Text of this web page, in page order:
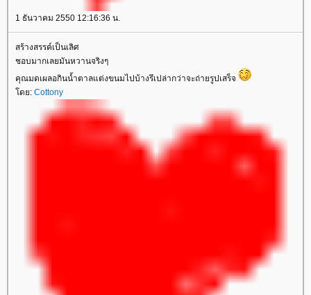
1 ธันวาคม 2550 12:16:36 น.
สร้างสรรค์เป็นเลิศ
ชอบมากเลยมันหวานจริงๆ
คุณมดเผลอกินน้ำตาลแต่งขนมไปบ้างรึเปล่ากว่าจะถ่ายรูปเสร็จ
ดย: Cottony